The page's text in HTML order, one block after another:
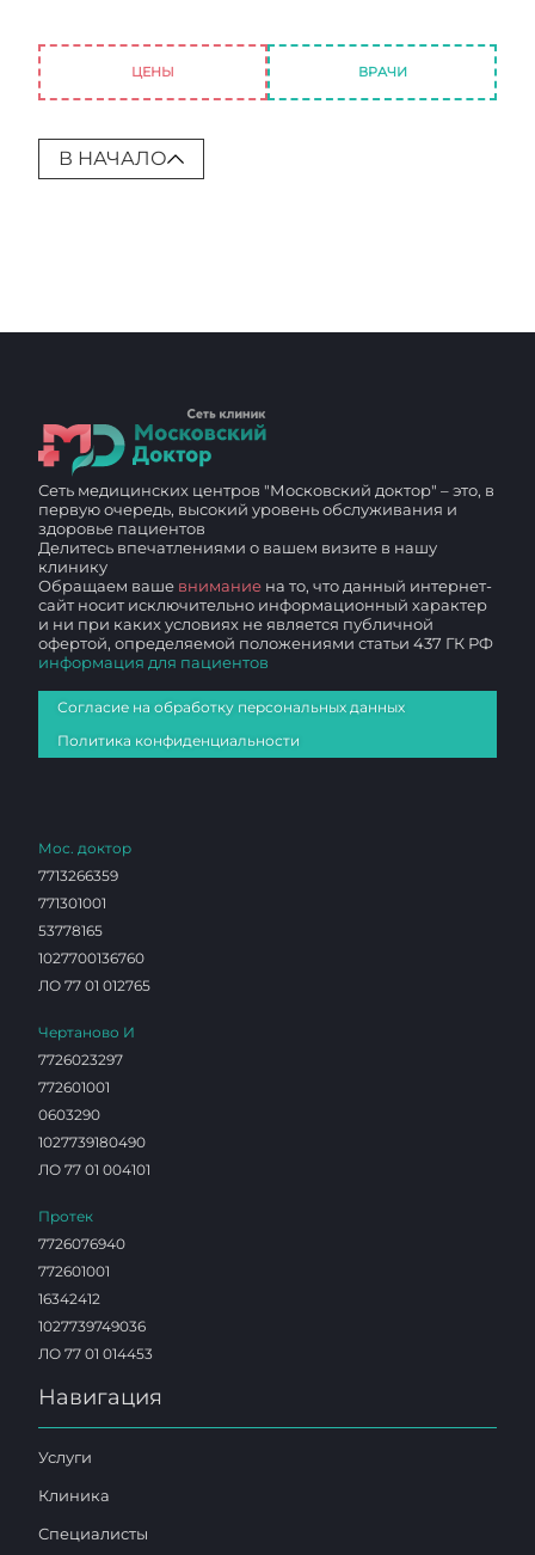
ЦЕНЫ ВРАЧИ
В НАЧАЛО
Сеть медицинских центров "Московский доктор" – это, в
первую очередь, высокий уровень обслуживания и
здоровье пациентов
Делитесь впечатлениями о вашем визите в нашу
клинику
Обращаем ваше внимание на то, что данный интернет-
сайт носит исключительно информационный характер
и ни при каких условиях не является публичной
офертой, определяемой положениями статьи 437 ГК РФ
информация для пациентов
Согласие на обработку персональных данных
Политика конфиденциальности
Мос. доктор
7713266359
771301001
53778165
1027700136760
ЛО 77 01 012765
Чертаново И
7726023297
772601001
0603290
1027739180490
ЛО 77 01 004101
Протек
7726076940
772601001
16342412
1027739749036
ЛО 77 01 014453
Навигация
Услуги
Клиника
Специалисты